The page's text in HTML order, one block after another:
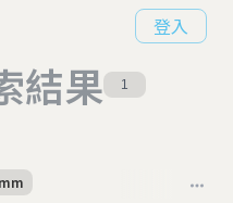
登入
結果 1